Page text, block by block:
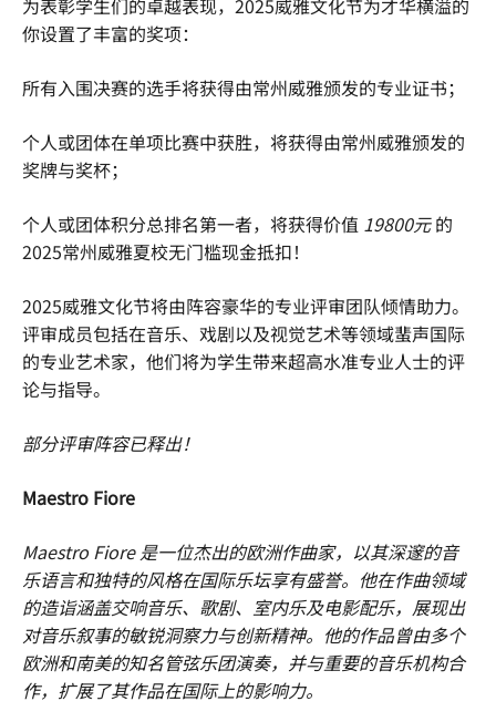
为表彰学生们的卓越表现，2025威雅文化节为才华横溢的
你设置了丰富的奖项：
所有入围决赛的选手将获得由常州威雅颁发的专业证书；
个人或团体在单项比赛中获胜，将获得由常州威雅颁发的
奖牌与奖杯；
个人或团体积分总排名第一者，将获得价值 19800元 的
2025常州威雅夏校无门槛现金抵扣！
2025威雅文化节将由阵容豪华的专业评审团队倾情助力。
评审成员包括在音乐、戏剧以及视觉艺术等领域蜚声国际
的专业艺术家，他们将为学生带来超高水准专业人士的评
论与指导。
部分评审阵容已释出！
Maestro Fiore
Maestro Fiore 是一位杰出的欧洲作曲家，以其深邃的音
乐语言和独特的风格在国际乐坛享有盛誉。他在作曲领域
的造诣涵盖交响音乐、歌剧、室内乐及电影配乐，展现出
对音乐叙事的敏锐洞察力与创新精神。他的作品曾由多个
欧洲和南美的知名管弦乐团演奏，并与重要的音乐机构合
作，扩展了其作品在国际上的影响力。